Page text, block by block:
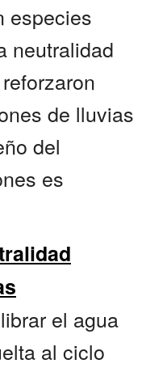
especies
neutralidad
de lluvias
del
es
el agua
al ciclo